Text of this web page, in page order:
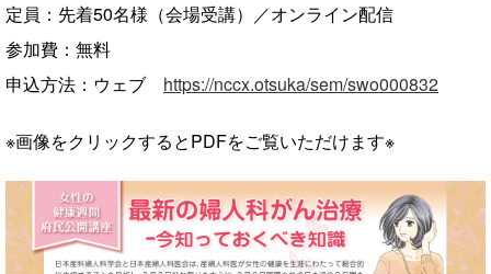
定員：先着50名様（会場受講）／オンライン配信
参加費：無料
申込方法：ウェブ https://nccx.otsuka/sem/swo000832
※画像をクリックするとPDFをご覧いただけます※